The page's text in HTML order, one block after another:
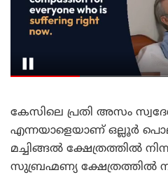
കേസിലെ പ്രതി അസം
എന്നയാളെയാണ് ഒല്ലൂര്‍
മച്ചിങ്ങല്‍ ക്ഷേത്രത്തില്‍
സുബ്രഹ്മണ്യ ക്ഷേത്രത്തില്‍